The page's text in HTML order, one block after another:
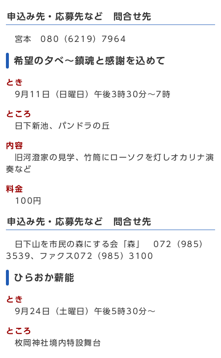
申込み先・応募先など 問合せ先
宮本 080（6219）7964
希望の夕べ～鎮魂と感謝を込めて
とき
9月11日（日曜日）午後3時30分～7時
ところ
日下新池、パンドラの丘
内容
旧河澄家の見学、竹筒にローソクを灯しオカリナ演
奏など
料金
100円
申込み先・応募先など 問合せ先
日下山を市民の森にする会「森」 072（985）
3539、ファクス072（985）3100
ひらおか薪能
とき
9月24日（土曜日）午後5時30分～
ところ
枚岡神社境内特設舞台